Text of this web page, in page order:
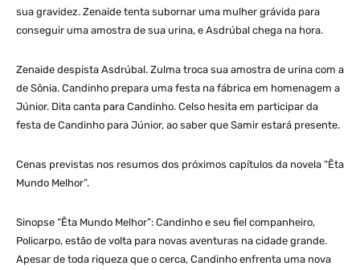
sua gravidez. Zenaide tenta subornar uma mulher grávida para
conseguir uma amostra de sua urina, e Asdrúbal chega na hora.
Zenaide despista Asdrúbal. Zulma troca sua amostra de urina com a
de Sônia. Candinho prepara uma festa na fábrica em homenagem a
Júnior. Dita canta para Candinho. Celso hesita em participar da
festa de Candinho para Júnior, ao saber que Samir estará presente.
Cenas previstas nos resumos dos próximos capítulos da novela “Êta
Mundo Melhor”.
Sinopse “Êta Mundo Melhor”: Candinho e seu fiel companheiro,
Policarpo, estão de volta para novas aventuras na cidade grande.
Apesar de toda riqueza que o cerca, Candinho enfrenta uma nova